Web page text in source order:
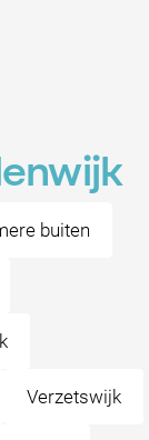
buiten
Verzetswijk